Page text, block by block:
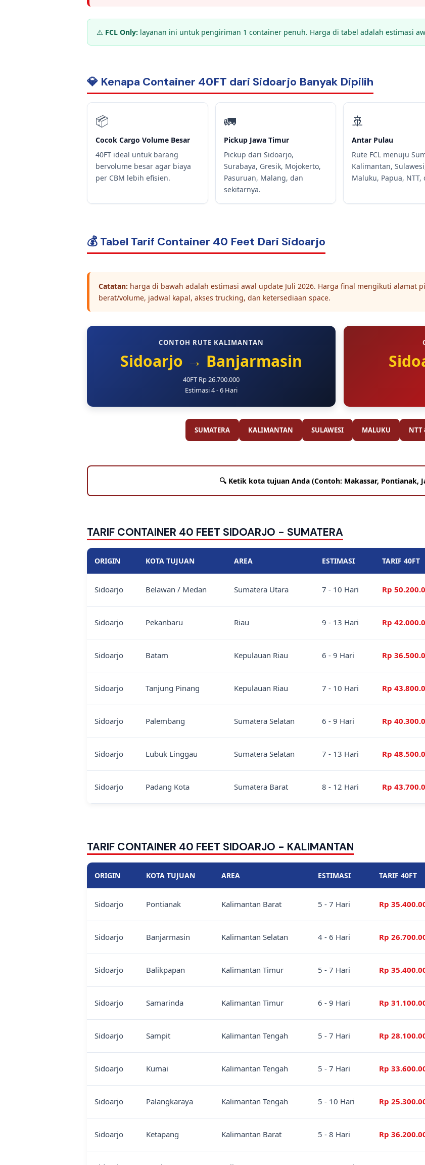
⚠️ FCL Only: layanan ini untuk pengiriman 1 container penuh. Harga di tabel adalah estimasi
💎 Kenapa Container 40FT dari Sidoarjo Banyak Dipilih
📦
Cocok Cargo Volume Besar
40FT ideal untuk barang
bervolume besar agar biaya
per CBM lebih efisien.
🚛
Pickup Jawa Timur
Pickup dari Sidoarjo,
Surabaya, Gresik, Mojokerto,
Pasuruan, Malang, dan
sekitarnya.
🚢
Antar Pulau
Rute FCL menuju
Kalimantan,
Maluku, Papua, NTT,
💰 Tabel Tarif Container 40 Feet Dari Sidoarjo
Catatan: harga di bawah adalah estimasi awal update Juli 2026. Harga final mengikuti alamat
berat/volume, jadwal kapal, akses trucking, dan ketersediaan space.
CONTOH RUTE KALIMANTAN
Sidoarjo → Banjarmasin
40FT Rp 26.700.000
Estimasi 4 - 6 Hari
SUMATERA KALIMANTAN SULAWESI MALUKU NTT
TARIF CONTAINER 40 FEET SIDOARJO - SUMATERA
ORIGIN KOTA TUJUAN AREA ESTIMASI TARIF 40FT
Sidoarjo Belawan / Medan Sumatera Utara 7 - 10 Hari Rp
Sidoarjo Pekanbaru Riau 9 - 13 Hari Rp
Sidoarjo Batam Kepulauan Riau 6 - 9 Hari Rp
Sidoarjo Tanjung Pinang Kepulauan Riau 7 - 10 Hari Rp
Sidoarjo Palembang Sumatera Selatan 6 - 9 Hari Rp
Sidoarjo Lubuk Linggau Sumatera Selatan 7 - 13 Hari Rp
Sidoarjo Padang Kota Sumatera Barat 8 - 12 Hari Rp
TARIF CONTAINER 40 FEET SIDOARJO - KALIMANTAN
ORIGIN KOTA TUJUAN AREA ESTIMASI TARIF 40FT
Sidoarjo Pontianak Kalimantan Barat 5 - 7 Hari Rp
Sidoarjo Banjarmasin Kalimantan Selatan 4 - 6 Hari Rp
Sidoarjo Balikpapan Kalimantan Timur 5 - 7 Hari Rp
Sidoarjo Samarinda Kalimantan Timur 6 - 9 Hari Rp
Sidoarjo Sampit Kalimantan Tengah 5 - 7 Hari Rp
Sidoarjo Kumai Kalimantan Tengah 5 - 7 Hari Rp
Sidoarjo Palangkaraya Kalimantan Tengah 5 - 10 Hari Rp
Sidoarjo Ketapang Kalimantan Barat 5 - 8 Hari Rp